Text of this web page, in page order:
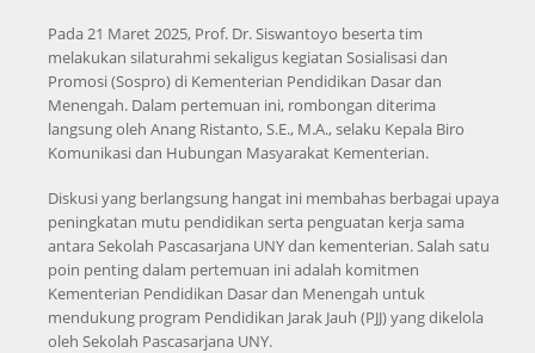
Pada 21 Maret 2025, Prof. Dr. Siswantoyo beserta tim
melakukan silaturahmi sekaligus kegiatan Sosialisasi dan
Promosi (Sospro) di Kementerian Pendidikan Dasar dan
Menengah. Dalam pertemuan ini, rombongan diterima
langsung oleh Anang Ristanto, S.E., M.A., selaku Kepala Biro
Komunikasi dan Hubungan Masyarakat Kementerian.
Diskusi yang berlangsung hangat ini membahas berbagai upaya
peningkatan mutu pendidikan serta penguatan kerja sama
antara Sekolah Pascasarjana UNY dan kementerian. Salah satu
poin penting dalam pertemuan ini adalah komitmen
Kementerian Pendidikan Dasar dan Menengah untuk
mendukung program Pendidikan Jarak Jauh (PJJ) yang dikelola
oleh Sekolah Pascasarjana UNY.